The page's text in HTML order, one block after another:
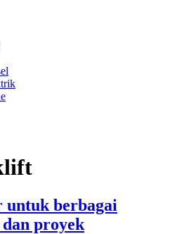
untuk berbagai
proyek